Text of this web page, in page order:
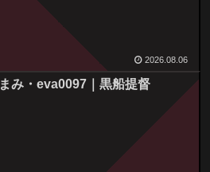
2026.08.06
まみ・eva0097｜黒船提督